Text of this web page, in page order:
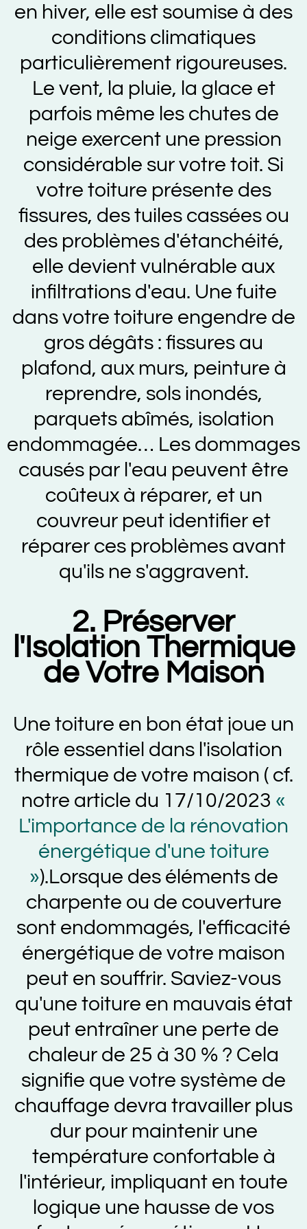
en hiver, elle est soumise à des
conditions climatiques
particulièrement rigoureuses.
Le vent, la pluie, la glace et
parfois même les chutes de
neige exercent une pression
considérable sur votre toit. Si
votre toiture présente des
fissures, des tuiles cassées ou
des problèmes d'étanchéité,
elle devient vulnérable aux
infiltrations d'eau. Une fuite
dans votre toiture engendre de
gros dégâts : fissures au
plafond, aux murs, peinture à
reprendre, sols inondés,
parquets abîmés, isolation
endommagée… Les dommages
causés par l'eau peuvent être
coûteux à réparer, et un
couvreur peut identifier et
réparer ces problèmes avant
qu'ils ne s'aggravent.
2. Préserver
l'Isolation Thermique
de Votre Maison
Une toiture en bon état joue un
rôle essentiel dans l'isolation
thermique de votre maison ( cf.
notre article du 17/10/2023 «
L'importance de la rénovation
énergétique d'une toiture
»).Lorsque des éléments de
charpente ou de couverture
sont endommagés, l'efficacité
énergétique de votre maison
peut en souffrir. Saviez-vous
qu'une toiture en mauvais état
peut entraîner une perte de
chaleur de 25 à 30 % ? Cela
signifie que votre système de
chauffage devra travailler plus
dur pour maintenir une
température confortable à
l'intérieur, impliquant en toute
logique une hausse de vos